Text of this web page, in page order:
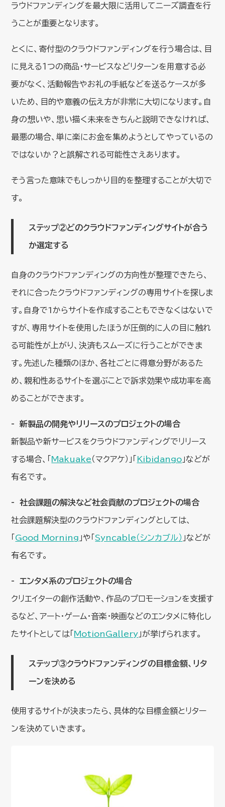
ラウドファンディングを最大限に活用してニーズ調査を行
うことが重要となります。
とくに、寄付型のクラウドファンディングを行う場合は、目
に見える１つの商品・サービスなどリターンを用意する必
要がなく、活動報告やお礼の手紙などを送るケースが多
いため、目的や意義の伝え方が非常に大切になります。自
身の想いや、思い描く未来をきちんと説明できなければ、
最悪の場合、単に楽にお金を集めようとしてやっているの
ではないか？と誤解される可能性さえあります。
そう言った意味でもしっかり目的を整理することが大切で
す。
ステップ②どのクラウドファンディングサイトが合う
か選定する
自身のクラウドファンディングの方向性が整理できたら、
それに合ったクラウドファンディングの専用サイトを探しま
す。自身で1からサイトを作成することもできなくはないで
すが、専用サイトを使用したほうが圧倒的に人の目に触れ
る可能性が上がり、決済もスムーズに行うことができま
す。先述した種類のほか、各社ごとに得意分野があるた
め、親和性あるサイトを選ぶことで訴求効果や成功率を高
めることができます。
新製品の開発やリリースのプロジェクトの場合
新製品や新サービスをクラウドファンディングでリリース
する場合、「 Makuake（マクアケ）」「 Kibidango 」などが
有名です。
社会課題の解決など社会貢献のプロジェクトの場合
社会課題解決型のクラウドファンディングとしては、
Good Morning 」や「Syncable（シンカブル） 」などが
有名です。
エンタメ系のプロジェクトの場合
クリエイターの創作活動や、作品のプロモーションを支援す
るなど、アート・ゲーム・音楽・映画などのエンタメに特化し
たサイトとしては「 MotionGallery 」が挙げられます。
ステップ③クラウドファンディングの目標金額、リタ
ーンを決める
使用するサイトが決まったら、具体的な目標金額とリター
ンを決めていきます。